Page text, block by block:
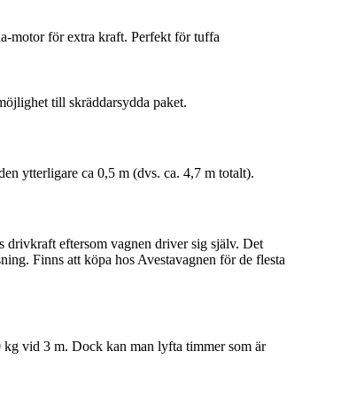
motor för extra kraft. Perfekt för tuffa
till skräddarsydda paket.
ytterligare ca 0,5 m (dvs. ca. 4,7 m totalt).
drivkraft eftersom vagnen driver sig själv. Det
Finns att köpa hos Avestavagnen för de flesta
vid 3 m. Dock kan man lyfta timmer som är